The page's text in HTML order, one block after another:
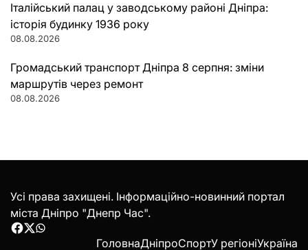
Італійський палац у заводському районі Дніпра:
історія будинку 1936 року
08.08.2026
Громадський транспорт Дніпра 8 серпня: зміни
маршрутів через ремонт
08.08.2026
Усі права захищені. Інформаційно-новинний портал
міста Дніпро "Днепр Час".
Facebook
Twitter
WhatsApp
ГоловнаДніпроСпортУ регіоніУкраїна